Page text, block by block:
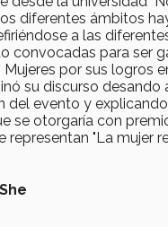
diferentes ámbitos
a las
convocadas para ser
por sus logros
su discurso desando
del evento y
se otorgaría con
representan "La mujer